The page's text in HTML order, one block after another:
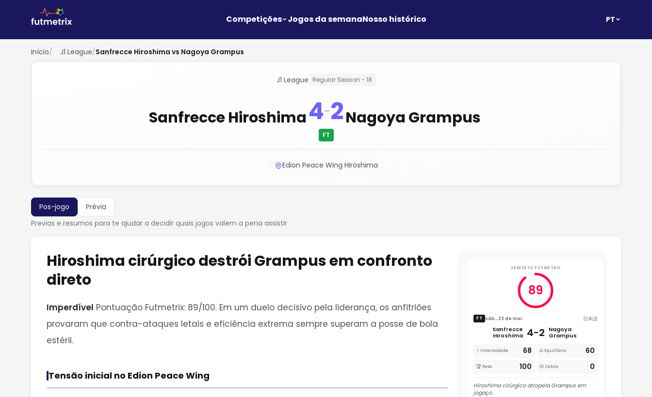
Competições Jogos da semanaNosso histórico PT
Início/ J1 League/Sanfrecce Hiroshima vs Nagoya Grampus
J1 League Regular Season - 18
Sanfrecce Hiroshima4-2
FT
Nagoya Grampus
Edion Peace Wing Hiroshima
Pos-jogo
Prévia
Previas e resumos para te ajudar a decidir quais jogos valem a pena assistir
VEREDITO FUTMETRIX
89
FT sáb., 23 de mai. 日本語
Sanfrecce
Hiroshima 4-2
Nagoya
Grampus
⚡ Intensidade 68 ⚖️ Equilíbrio 60
🏆 Peso 100 🎲 Zebra 0
Hiroshima cirúrgico atropela Grampus em
jogaço.
Hiroshima cirúrgico destrói Grampus em confronto
direto
Imperdível Pontuação Futmetrix: 89/100. Em um duelo decisivo pela liderança, os anfitriões
provaram que contra-ataques letais e eficiência extrema sempre superam a posse de bola
estéril.
Tensão inicial no Edion Peace Wing